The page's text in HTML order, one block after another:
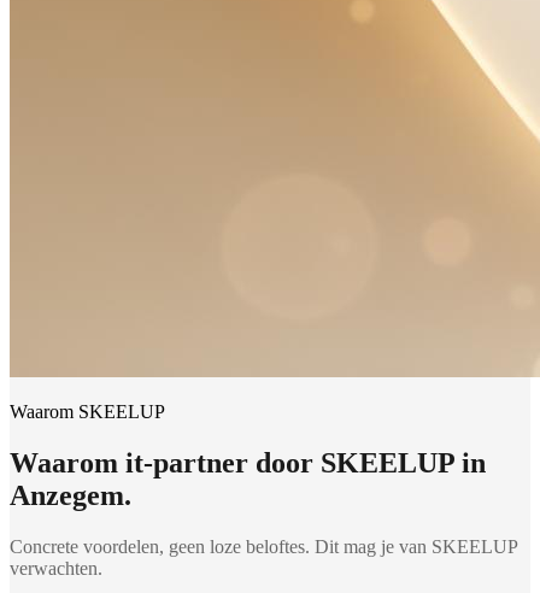
Waarom SKEELUP
Waarom it-partner door SKEELUP in
Anzegem.
Concrete voordelen, geen loze beloftes. Dit mag je van SKEELUP
verwachten.